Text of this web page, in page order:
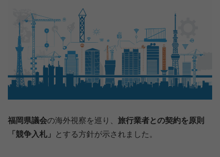
福岡県議会の海外視察を巡り、 旅行業者との契約を原則
「競争入札」
とする方針が示されました。